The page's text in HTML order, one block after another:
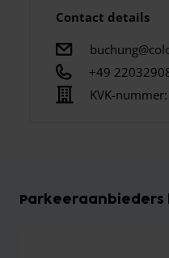
Contact details
+49
KVK-nummer:
Parkeeraanbieders